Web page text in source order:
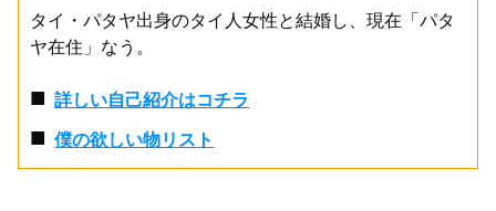
タイ・パタヤ出身のタイ人女性と結婚し、現在「パタ
ヤ在住」なう。
■詳しい自己紹介はコチラ
■僕の欲しい物リスト